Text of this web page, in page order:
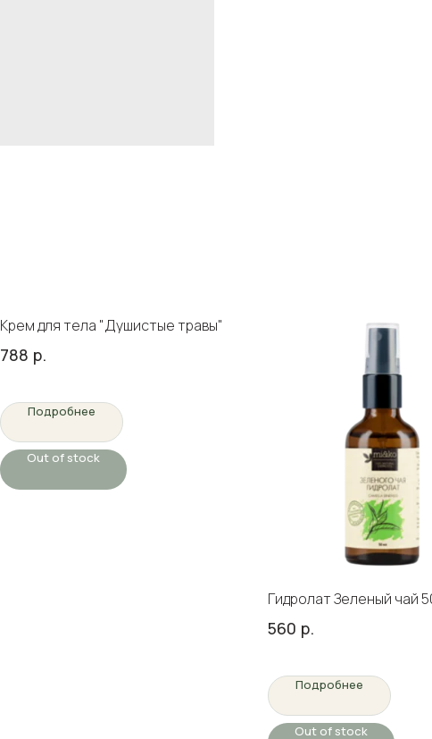
Крем для тела "Душистые травы"
788 р.
Подробнее
Out of stock
Гидролат Зеленый чай
560 р.
Подробнее
Out of stock